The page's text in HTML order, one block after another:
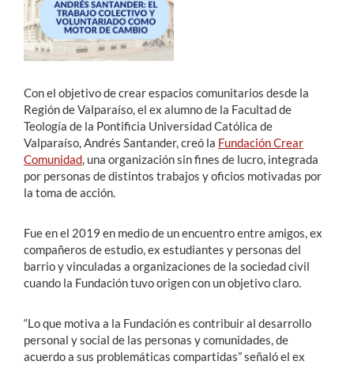
Estudiantes
Funcionarios
Alumni
English
Con el objetivo de crear espacios comunitarios desde la
Región de Valparaíso, el ex alumno de la Facultad de
Teología de la Pontificia Universidad Católica de
Valparaíso, Andrés Santander, creó la Fundación Crear
Comunidad, una organización sin fines de lucro, integrada
por personas de distintos trabajos y oficios motivadas por
la toma de acción.
Fue en el 2019 en medio de un encuentro entre amigos, ex
compañeros de estudio, ex estudiantes y personas del
barrio y vinculadas a organizaciones de la sociedad civil
cuando la Fundación tuvo origen con un objetivo claro.
“Lo que motiva a la Fundación es contribuir al desarrollo
personal y social de las personas y comunidades, de
acuerdo a sus problemáticas compartidas” señaló el ex